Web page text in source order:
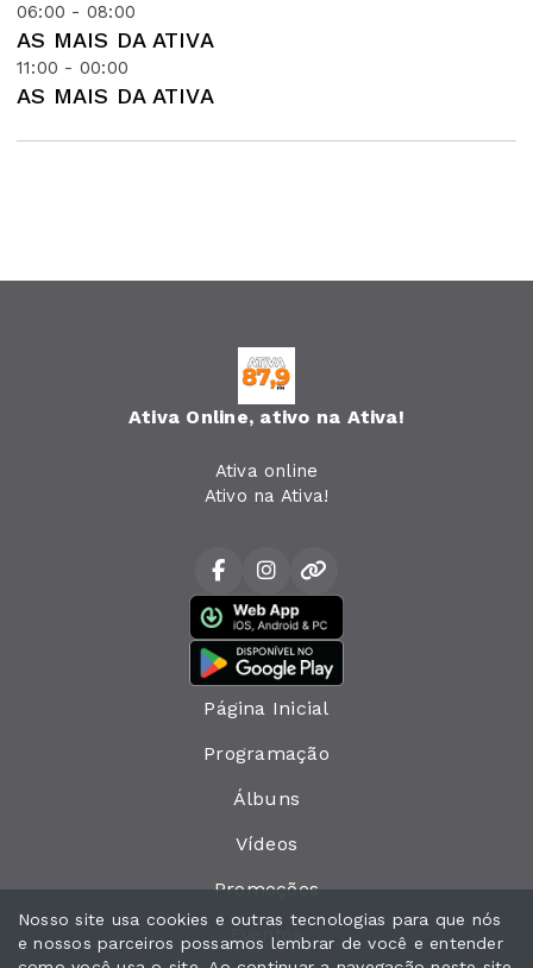
06:00 - 08:00
AS MAIS DA ATIVA
11:00 - 00:00
AS MAIS DA ATIVA
Ativa Online, ativo na Ativa!
Ativa online
Ativo na Ativa!
Página Inicial
Programação
Álbuns
Vídeos
Promoções
Eventos
Nosso site usa cookies e outras tecnologias para que nós
e nossos parceiros possamos lembrar de você e entender